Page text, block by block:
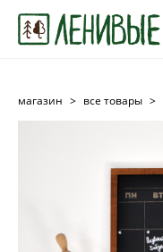
магазин > все товары >